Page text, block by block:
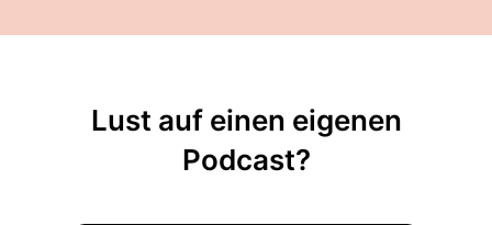
Lust auf einen eigenen
Podcast?